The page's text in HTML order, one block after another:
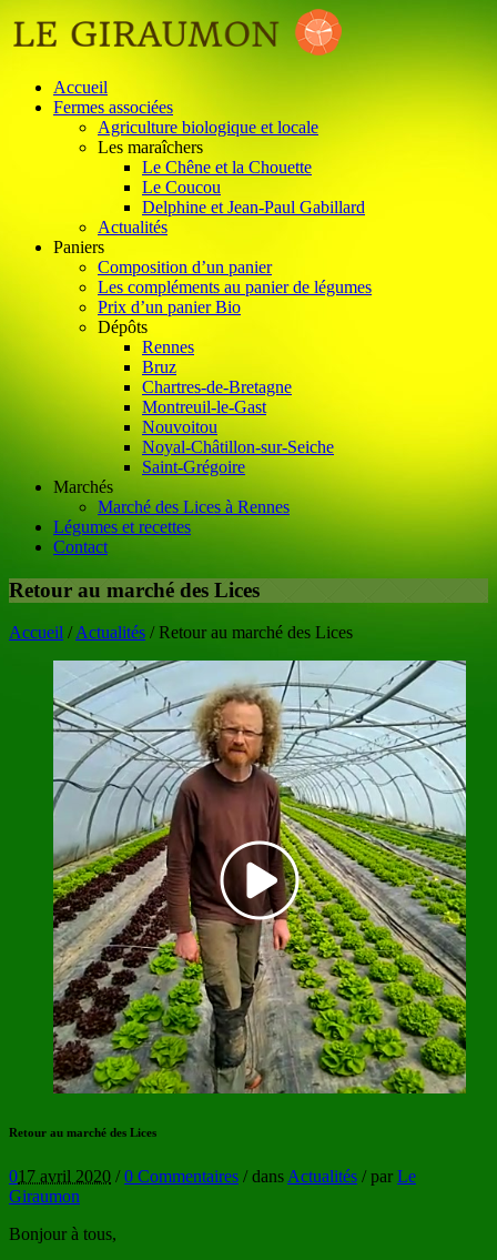
Accueil
Fermes associées
Agriculture biologique et locale
Les maraîchers
Le Chêne et la Chouette
Le Coucou
Delphine et Jean-Paul Gabillard
Actualités
Paniers
Composition d’un panier
Les compléments au panier de légumes
Prix d’un panier Bio
Dépôts
Rennes
Bruz
Chartres-de-Bretagne
Montreuil-le-Gast
Nouvoitou
Noyal-Châtillon-sur-Seiche
Saint-Grégoire
Marchés
Marché des Lices à Rennes
Légumes et recettes
Contact
Retour au marché des Lices
Accueil /Actualités /Retour au marché des Lices
Retour au marché des Lices
017 avril 2020 /0 Commentaires /dans Actualités /par Le
Giraumon
Bonjour à tous,